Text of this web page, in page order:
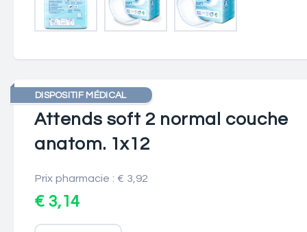
DISPOSITIF MÉDICAL
Attends soft 2 normal couche
anatom. 1x12
Prix pharmacie : € 3,92
€ 3,14